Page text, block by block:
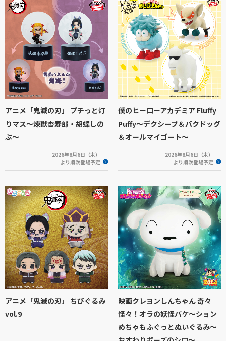
アニメ「鬼滅の刃」 プチっと灯
りマス～煉獄杏寿郎・胡蝶しの
ぶ～
2026年8月6日（木）
より順次登場予定
僕のヒーローアカデミア Fluffy
Puffy～デクシープ＆バクドッグ
＆オールマイゴート～
2026年8月6日（木）
より順次登場予定
アニメ「鬼滅の刃」 ちびぐるみ
vol.9
映画クレヨンしんちゃん 奇々
怪々！オラの妖怪バケ～ション
めちゃもふぐっとぬいぐるみ～